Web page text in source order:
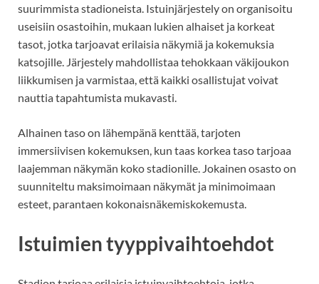
suurimmista stadioneista. Istuinjärjestely on organisoitu
useisiin osastoihin, mukaan lukien alhaiset ja korkeat
tasot, jotka tarjoavat erilaisia näkymiä ja kokemuksia
katsojille. Järjestely mahdollistaa tehokkaan väkijoukon
liikkumisen ja varmistaa, että kaikki osallistujat voivat
nauttia tapahtumista mukavasti.
Alhainen taso on lähempänä kenttää, tarjoten
immersiivisen kokemuksen, kun taas korkea taso tarjoaa
laajemman näkymän koko stadionille. Jokainen osasto on
suunniteltu maksimoimaan näkymät ja minimoimaan
esteet, parantaen kokonaisnäkemiskokemusta.
Istuimien tyyppivaihtoehdot